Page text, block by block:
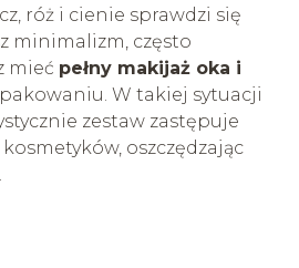
róż i cienie sprawdzi się
minimalizm, często
mieć pełny makijaż oka i
W takiej sytuacji
zestaw zastępuje
oszczędzając